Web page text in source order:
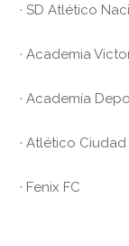
· SD Atlético
· Academia
· Academía
· Atlético Ciudad
· Fenix FC